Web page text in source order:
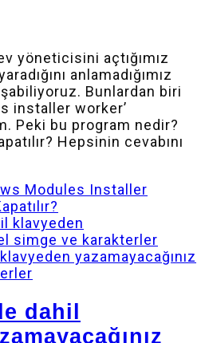
yöneticisini açtığımız
anlamadığımız
Bunlardan biri
installer worker’
Peki bu program nedir?
Hepsinin cevabını
Modules Installer
yazamayacağınız
dahil